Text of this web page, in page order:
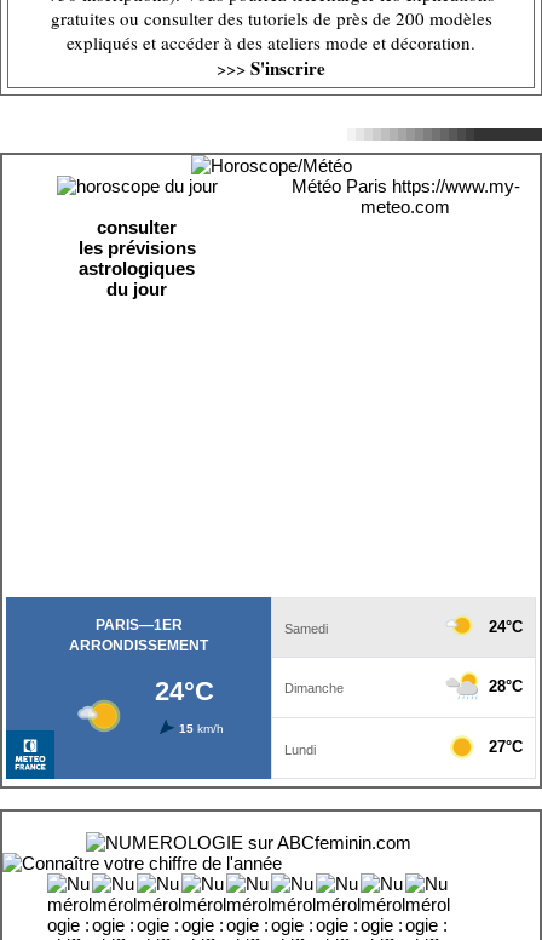
gratuites ou consulter des tutoriels de près de 200 modèles
expliqués et accéder à des ateliers mode et décoration.
>>> S'inscrire
consulter
les prévisions
astrologiques
du jour
Météo Paris https://www.my-
meteo.com